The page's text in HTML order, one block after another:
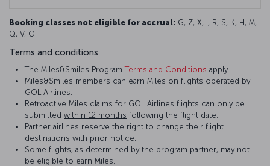
Booking classes not eligible for accrual: G, Z, X, I, R, S, K, H, M,
Q, V, O
Terms and conditions
The Miles&Smiles ProgramTerms and Conditions apply.
Miles&Smiles members can earn Miles on flights operated by
GOL Airlines.
Retroactive Miles claims for GOL Airlines flights can only be
submitted within 12 months following the flight date.
Partner airlines reserve the right to change their flight
destinations with prior notice.
Some flights, as determined by the program partner, may not
be eligible to earn Miles.